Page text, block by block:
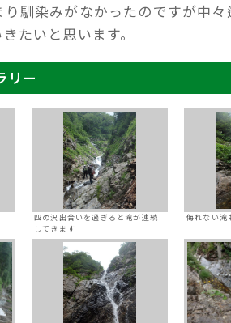
馴染みがなかったのですが中
たいと思います。
リー
四の沢出合いを過ぎると滝が連続
してきます
侮れない滝